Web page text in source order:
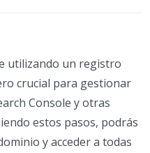
utilizando un registro
crucial para gestionar
Console y otras
estos pasos, podrás
y acceder a todas